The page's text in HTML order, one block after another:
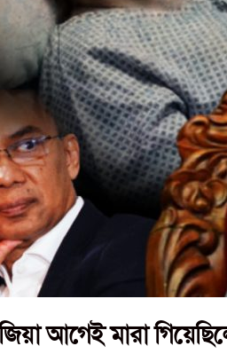
আগেই মারা